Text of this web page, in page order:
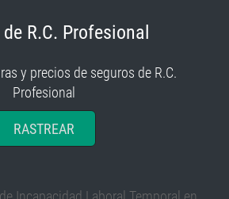
R.C. Profesional
y precios de seguros de R.C.
Profesional
RASTREAR